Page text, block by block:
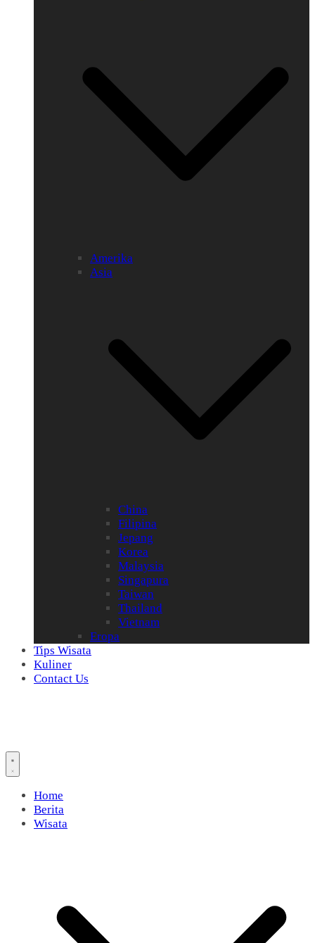
Amerika
Asia
China
Filipina
Jepang
Korea
Malaysia
Singapura
Taiwan
Thailand
Vietnam
Eropa
Tips Wisata
Kuliner
Contact Us
Home
Berita
Wisata